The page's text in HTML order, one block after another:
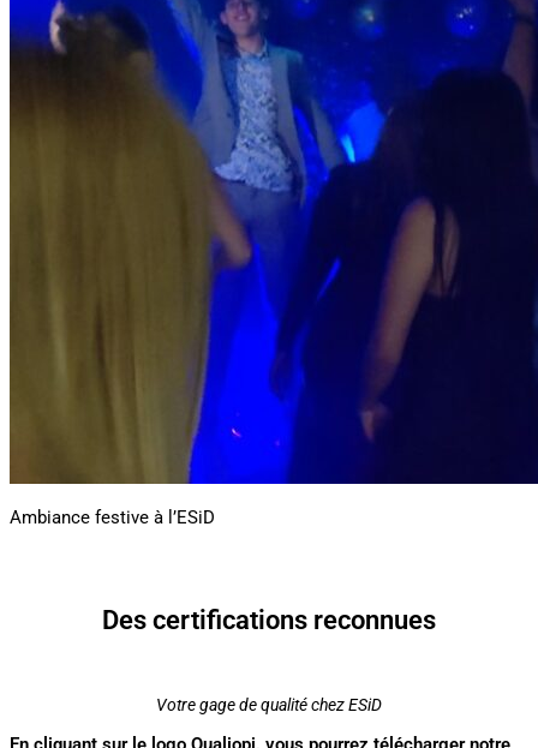
Ambiance festive à l’ESiD
Des certifications reconnues
Votre gage de qualité chez ESiD